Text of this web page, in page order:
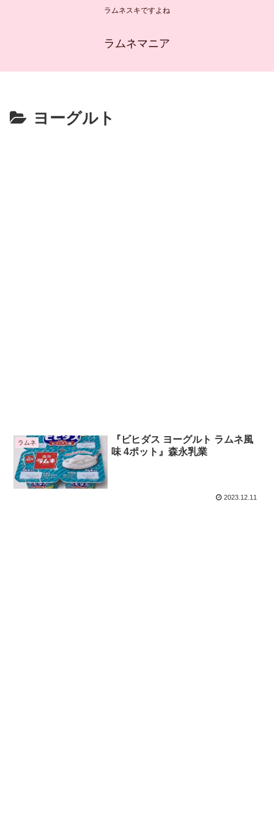
ラムネスキですよね
ラムネマニア
ヨーグルト
ラムネ
『ビヒダス ヨーグルト ラムネ風
味 4ポット』森永乳業
2023.12.11